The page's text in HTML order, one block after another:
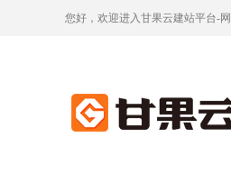
您好，欢迎进入甘果云建站平台-